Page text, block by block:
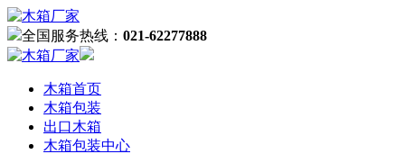
全国服务热线： 021-62277888
木箱首页
木箱包装
出口木箱
木箱包装中心